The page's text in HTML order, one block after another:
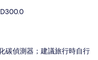
碳偵測器；建議旅行時自行